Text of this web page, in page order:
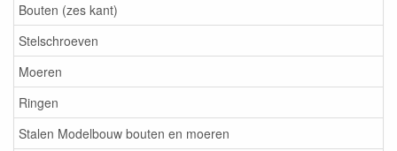
Bouten (zes kant)
Stelschroeven
Moeren
Ringen
Stalen Modelbouw bouten en moeren